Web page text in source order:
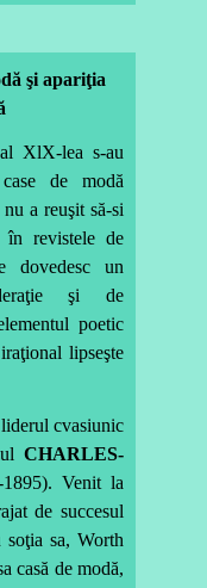
şi apariţia
lea s-au
de modă
a reuşit să-si
în revistele de
dovedesc un
şi de
poetic
lipseşte
cvasiunic
CHARLES-
1895). Venit la
de succesul
sa, Worth
casă de modă,